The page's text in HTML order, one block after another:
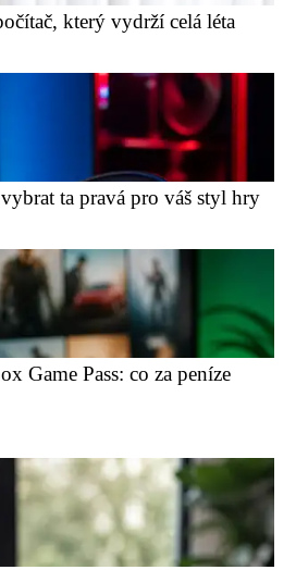
který vydrží celá léta
ta pravá pro váš styl hry
Game Pass: co za peníze